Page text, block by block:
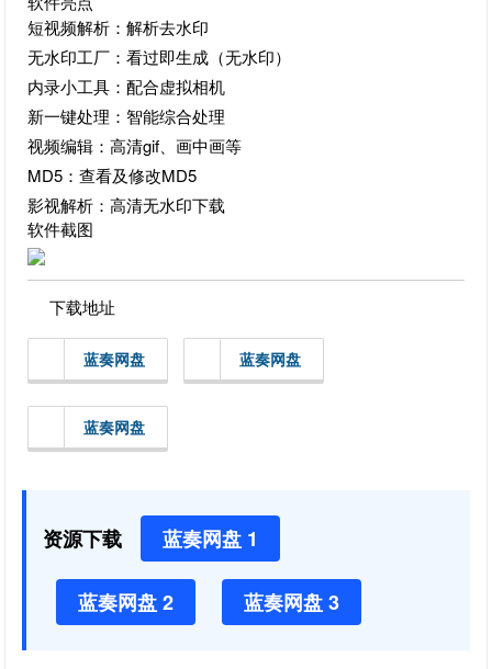
短视频解析：解析去水印
无水印工厂：看过即生成（无水印）
内录小工具：配合虚拟相机
新一键处理：智能综合处理
视频编辑：高清gif、画中画等
MD5：查看及修改MD5
影视解析：高清无水印下载
软件截图
下载地址
蓝奏网盘 蓝奏网盘
蓝奏网盘
资源下载 蓝奏网盘 1
蓝奏网盘 2 蓝奏网盘 3